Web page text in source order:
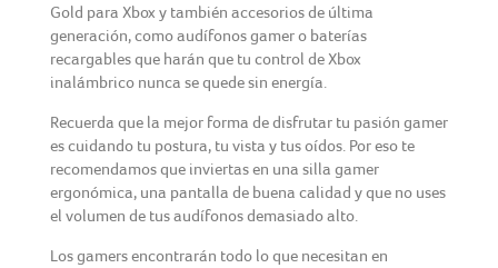
Gold para Xbox y también accesorios de última
generación, como audífonos gamer o baterías
recargables que harán que tu control de Xbox
inalámbrico nunca se quede sin energía.
Recuerda que la mejor forma de disfrutar tu pasión gamer
es cuidando tu postura, tu vista y tus oídos. Por eso te
recomendamos que inviertas en una silla gamer
ergonómica, una pantalla de buena calidad y que no uses
el volumen de tus audífonos demasiado alto.
Los gamers encontrarán todo lo que necesitan en